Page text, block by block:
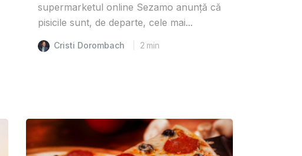
supermarketul online Sezamo anunță că
pisicile sunt, de departe, cele mai...
Cristi Dorombach 2 min